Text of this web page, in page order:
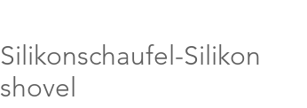
Silikonschaufel-Silikon
shovel